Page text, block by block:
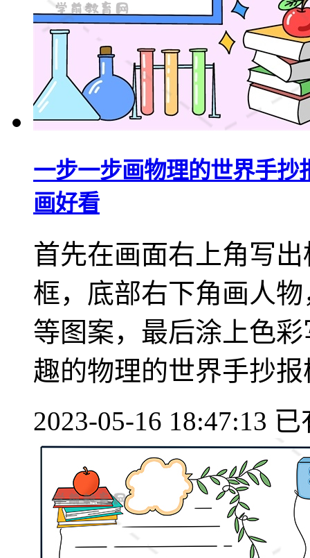
一步一步画物理的世界手
画好看
首先在画面右上角写
框，底部右下角画人
等图案，最后涂上色
趣的物理的世界手抄
2023-05-16 18:47:13 已